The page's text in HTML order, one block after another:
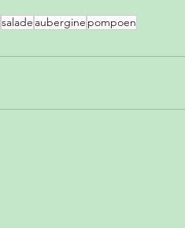
salade aubergine pompoen